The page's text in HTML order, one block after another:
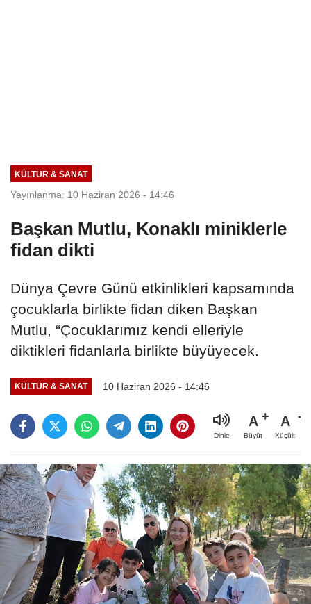
KÜLTÜR & SANAT
Yayınlanma: 10 Haziran 2026 - 14:46
Başkan Mutlu, Konaklı miniklerle
fidan dikti
Dünya Çevre Günü etkinlikleri kapsamında
çocuklarla birlikte fidan diken Başkan
Mutlu, “Çocuklarımız kendi elleriyle
diktikleri fidanlarla birlikte büyüyecek.
KÜLTÜR & SANAT 10 Haziran 2026 - 14:46
Dinle
A
Büyüt
A
Küçült